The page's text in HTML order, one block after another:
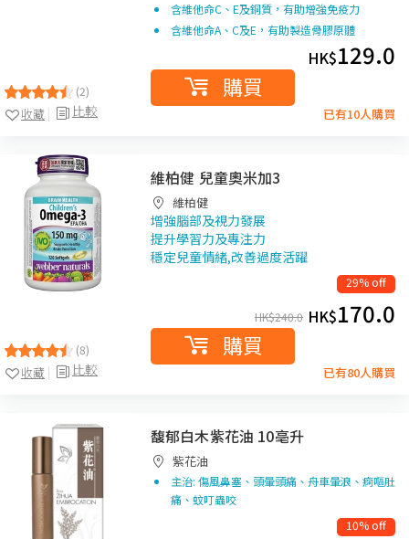
(2)
比較
收藏
含維他命C、E及銅質，有助增強免疫力
含維他命A、C及E，有助製造骨膠原體
HK$129.0
購買
已有10人購買
(8)
比較
收藏
維柏健 兒童奧米加3
維柏健
增強腦部及視力發展
提升學習力及專注力
穩定兒童情緒,改善過度活躍
29% off
HK$240.0 HK$170.0
購買
已有80人購買
馥郁白木紫花油 10亳升
紫花油
主治: 傷風鼻塞、頭暈頭痛、舟車暈浪、痾嘔肚
痛、蚊叮蟲咬
10% off